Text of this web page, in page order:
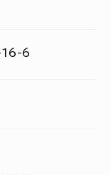
16-6